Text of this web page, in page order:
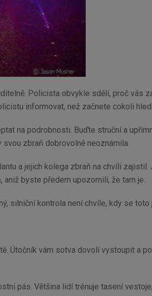
Policista obvykle sdělí, proč vás
informovat, než začnete cokoli
na podrobnosti. Buďte struční a
zbraň dobrovolně neoznámila.
a jejich kolega zbraň na chvíli
aniž byste předem upozornili, že tam je.
silniční kontrola není chvíle, kdy se toto
Útočník vám sotva dovolí vystoupit a
pás. Většina lidí trénuje tasení